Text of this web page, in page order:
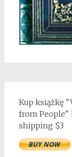
Kup książkę
from People"
shipping $3